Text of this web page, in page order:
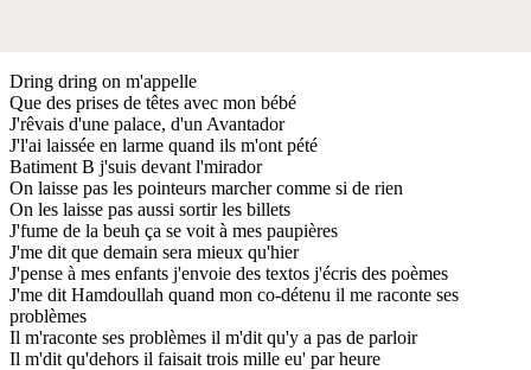
Dring dring on m'appelle
Que des prises de têtes avec mon bébé
J'rêvais d'une palace, d'un Avantador
J'l'ai laissée en larme quand ils m'ont pété
Batiment B j'suis devant l'mirador
On laisse pas les pointeurs marcher comme si de rien
On les laisse pas aussi sortir les billets
J'fume de la beuh ça se voit à mes paupières
J'me dit que demain sera mieux qu'hier
J'pense à mes enfants j'envoie des textos j'écris des poèmes
J'me dit Hamdoullah quand mon co-détenu il me raconte ses
problèmes
Il m'raconte ses problèmes il m'dit qu'y a pas de parloir
Il m'dit qu'dehors il faisait trois mille eu' par heure